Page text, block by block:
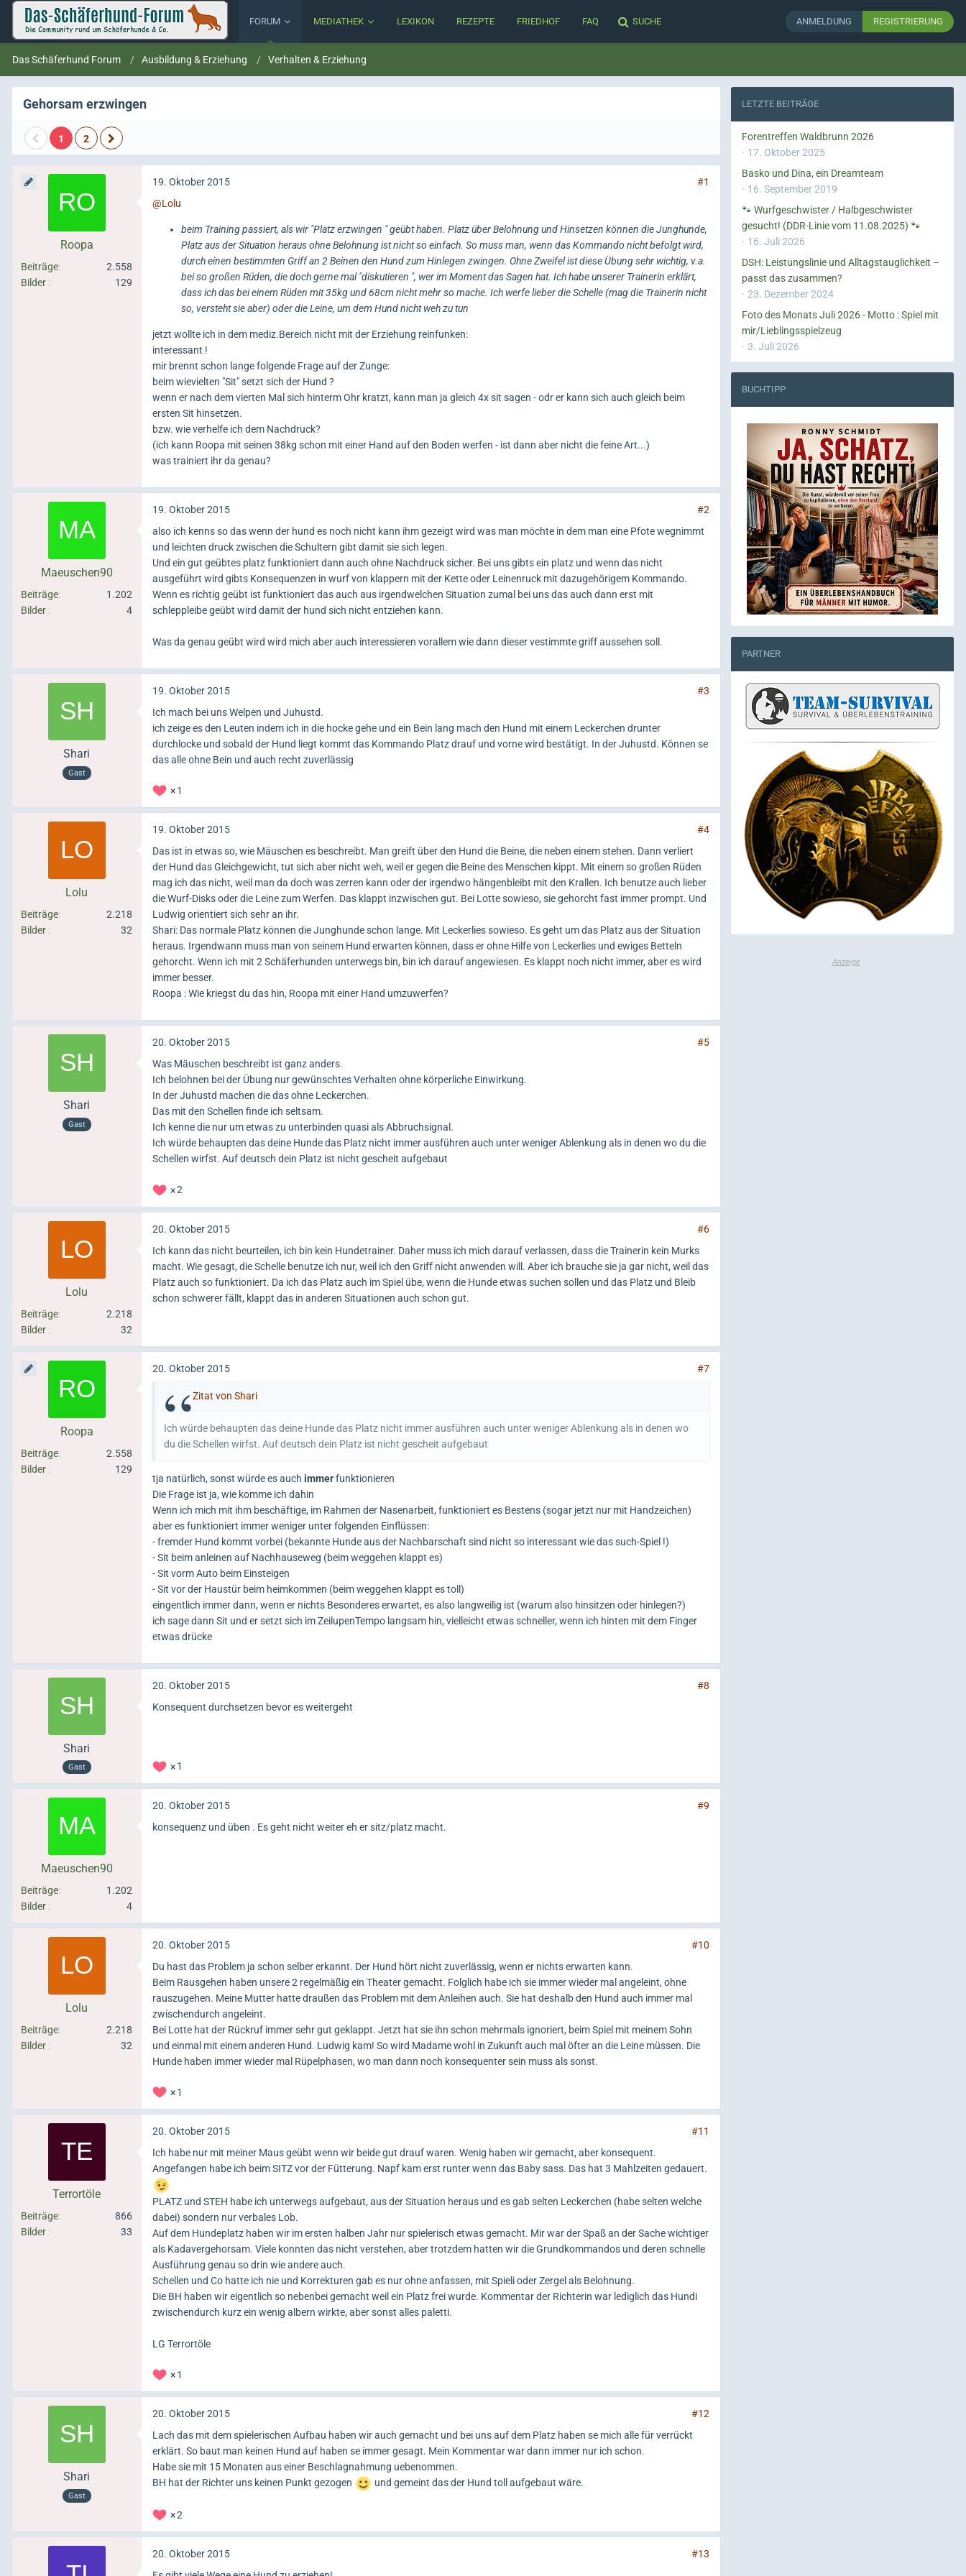
FORUM MEDIATHEK LEXIKON REZEPTE FRIEDHOF FAQ SUCHE ANMELDUNG REGISTRIERUNG
Das Schäferhund Forum Ausbildung & Erziehung Verhalten & Erziehung
Gehorsam erzwingen
1 2
Roopa
Beiträge
2.558
Bilder
129
19. Oktober 2015
#1
@Lolu
beim Training passiert, als wir "Platz erzwingen " geübt haben. Platz über Belohnung und Hinsetzen können die Junghunde,
Platz aus der Situation heraus ohne Belohnung ist nicht so einfach. So muss man, wenn das Kommando nicht befolgt wird,
durch einen bestimmten Griff an 2 Beinen den Hund zum Hinlegen zwingen. Ohne Zweifel ist diese Übung sehr wichtig, v.a.
bei so großen Rüden, die doch gerne mal "diskutieren ", wer im Moment das Sagen hat. Ich habe unserer Trainerin erklärt,
dass ich das bei einem Rüden mit 35kg und 68cm nicht mehr so mache. Ich werfe lieber die Schelle (mag die Trainerin nicht
so, versteht sie aber) oder die Leine, um dem Hund nicht weh zu tun
jetzt wollte ich in dem mediz.Bereich nicht mit der Erziehung reinfunken:
interessant !
mir brennt schon lange folgende Frage auf der Zunge:
beim wievielten "Sit" setzt sich der Hund ?
wenn er nach dem vierten Mal sich hinterm Ohr kratzt, kann man ja gleich 4x sit sagen - odr er kann sich auch gleich beim
ersten Sit hinsetzen.
bzw. wie verhelfe ich dem Nachdruck?
(ich kann Roopa mit seinen 38kg schon mit einer Hand auf den Boden werfen - ist dann aber nicht die feine Art...)
was trainiert ihr da genau?
Maeuschen90
Beiträge
1.202
Bilder
4
19. Oktober 2015
#2
also ich kenns so das wenn der hund es noch nicht kann ihm gezeigt wird was man möchte in dem man eine Pfote wegnimmt
und leichten druck zwischen die Schultern gibt damit sie sich legen.
Und ein gut geübtes platz funktioniert dann auch ohne Nachdruck sicher. Bei uns gibts ein platz und wenn das nicht
ausgeführt wird gibts Konsequenzen in wurf von klappern mit der Kette oder Leinenruck mit dazugehörigem Kommando.
Wenn es richtig geübt ist funktioniert das auch aus irgendwelchen Situation zumal bei uns das auch dann erst mit
schleppleibe geübt wird damit der hund sich nicht entziehen kann.
Was da genau geübt wird wird mich aber auch interessieren vorallem wie dann dieser vestimmte griff aussehen soll.
Shari
Gast
19. Oktober 2015
#3
Ich mach bei uns Welpen und Juhustd.
ich zeige es den Leuten indem ich in die hocke gehe und ein Bein lang mach den Hund mit einem Leckerchen drunter
durchlocke und sobald der Hund liegt kommt das Kommando Platz drauf und vorne wird bestätigt. In der Juhustd. Können se
das alle ohne Bein und auch recht zuverlässig
1
Lolu
Beiträge
2.218
Bilder
32
19. Oktober 2015
#4
Das ist in etwas so, wie Mäuschen es beschreibt. Man greift über den Hund die Beine, die neben einem stehen. Dann verliert
der Hund das Gleichgewicht, tut sich aber nicht weh, weil er gegen die Beine des Menschen kippt. Mit einem so großen Rüden
mag ich das nicht, weil man da doch was zerren kann oder der irgendwo hängenbleibt mit den Krallen. Ich benutze auch lieber
die Wurf-Disks oder die Leine zum Werfen. Das klappt inzwischen gut. Bei Lotte sowieso, sie gehorcht fast immer prompt. Und
Ludwig orientiert sich sehr an ihr.
Shari: Das normale Platz können die Junghunde schon lange. Mit Leckerlies sowieso. Es geht um das Platz aus der Situation
heraus. Irgendwann muss man von seinem Hund erwarten können, dass er ohne Hilfe von Leckerlies und ewiges Betteln
gehorcht. Wenn ich mit 2 Schäferhunden unterwegs bin, bin ich darauf angewiesen. Es klappt noch nicht immer, aber es wird
immer besser.
Roopa : Wie kriegst du das hin, Roopa mit einer Hand umzuwerfen?
Shari
Gast
20. Oktober 2015
#5
Was Mäuschen beschreibt ist ganz anders.
Ich belohnen bei der Übung nur gewünschtes Verhalten ohne körperliche Einwirkung.
In der Juhustd machen die das ohne Leckerchen.
Das mit den Schellen finde ich seltsam.
Ich kenne die nur um etwas zu unterbinden quasi als Abbruchsignal.
Ich würde behaupten das deine Hunde das Platz nicht immer ausführen auch unter weniger Ablenkung als in denen wo du die
Schellen wirfst. Auf deutsch dein Platz ist nicht gescheit aufgebaut
2
Lolu
Beiträge
2.218
Bilder
32
20. Oktober 2015
#6
Ich kann das nicht beurteilen, ich bin kein Hundetrainer. Daher muss ich mich darauf verlassen, dass die Trainerin kein Murks
macht. Wie gesagt, die Schelle benutze ich nur, weil ich den Griff nicht anwenden will. Aber ich brauche sie ja gar nicht, weil das
Platz auch so funktioniert. Da ich das Platz auch im Spiel übe, wenn die Hunde etwas suchen sollen und das Platz und Bleib
schon schwerer fällt, klappt das in anderen Situationen auch schon gut.
Roopa
Beiträge
2.558
Bilder
129
20. Oktober 2015 #7
Zitat von Shari
Ich würde behaupten das deine Hunde das Platz nicht immer ausführen auch unter weniger Ablenkung als in denen wo
du die Schellen wirfst. Auf deutsch dein Platz ist nicht gescheit aufgebaut
tja natürlich, sonst würde es auch immerfunktionieren
Die Frage ist ja, wie komme ich dahin
Wenn ich mich mit ihm beschäftige, im Rahmen der Nasenarbeit, funktioniert es Bestens (sogar jetzt nur mit Handzeichen)
aber es funktioniert immer weniger unter folgenden Einflüssen:
- fremder Hund kommt vorbei (bekannte Hunde aus der Nachbarschaft sind nicht so interessant wie das such-Spiel !)
- Sit beim anleinen auf Nachhauseweg (beim weggehen klappt es)
- Sit vorm Auto beim Einsteigen
- Sit vor der Haustür beim heimkommen (beim weggehen klappt es toll)
eingentlich immer dann, wenn er nichts Besonderes erwartet, es also langweilig ist (warum also hinsitzen oder hinlegen?)
ich sage dann Sit und er setzt sich im ZeilupenTempo langsam hin, vielleicht etwas schneller, wenn ich hinten mit dem Finger
etwas drücke
Shari
Gast
20. Oktober 2015
#8
Konsequent durchsetzen bevor es weitergeht
1
Maeuschen90
Beiträge
1.202
Bilder
4
20. Oktober 2015
#9
konsequenz und üben . Es geht nicht weiter eh er sitz/platz macht.
Lolu
Beiträge
2.218
Bilder
32
20. Oktober 2015
#10
Du hast das Problem ja schon selber erkannt. Der Hund hört nicht zuverlässig, wenn er nichts erwarten kann.
Beim Rausgehen haben unsere 2 regelmäßig ein Theater gemacht. Folglich habe ich sie immer wieder mal angeleint, ohne
rauszugehen. Meine Mutter hatte draußen das Problem mit dem Anleihen auch. Sie hat deshalb den Hund auch immer mal
zwischendurch angeleint.
Bei Lotte hat der Rückruf immer sehr gut geklappt. Jetzt hat sie ihn schon mehrmals ignoriert, beim Spiel mit meinem Sohn
und einmal mit einem anderen Hund. Ludwig kam! So wird Madame wohl in Zukunft auch mal öfter an die Leine müssen. Die
Hunde haben immer wieder mal Rüpelphasen, wo man dann noch konsequenter sein muss als sonst.
1
Terrortöle
Beiträge
866
Bilder
33
20. Oktober 2015
#11
Ich habe nur mit meiner Maus geübt wenn wir beide gut drauf waren. Wenig haben wir gemacht, aber konsequent.
Angefangen habe ich beim SITZ vor der Fütterung. Napf kam erst runter wenn das Baby sass. Das hat 3 Mahlzeiten gedauert.
PLATZ und STEH habe ich unterwegs aufgebaut, aus der Situation heraus und es gab selten Leckerchen (habe selten welche
dabei) sondern nur verbales Lob.
Auf dem Hundeplatz haben wir im ersten halben Jahr nur spielerisch etwas gemacht. Mir war der Spaß an der Sache wichtiger
als Kadavergehorsam. Viele konnten das nicht verstehen, aber trotzdem hatten wir die Grundkommandos und deren schnelle
Ausführung genau so drin wie andere auch.
Schellen und Co hatte ich nie und Korrekturen gab es nur ohne anfassen, mit Spieli oder Zergel als Belohnung.
Die BH haben wir eigentlich so nebenbei gemacht weil ein Platz frei wurde. Kommentar der Richterin war lediglich das Hundi
zwischendurch kurz ein wenig albern wirkte, aber sonst alles paletti.
LG Terrortöle
1
Shari
Gast
20. Oktober 2015
#12
Lach das mit dem spielerischen Aufbau haben wir auch gemacht und bei uns auf dem Platz haben se mich alle für verrückt
erklärt. So baut man keinen Hund auf haben se immer gesagt. Mein Kommentar war dann immer nur ich schon.
Habe sie mit 15 Monaten aus einer Beschlagnahmung uebenommen.
BH hat der Richter uns keinen Punkt gezogen
und gemeint das der Hund toll aufgebaut wäre.
2
20. Oktober 2015
#13
LETZTE BEITRÄGE
Forentreffen Waldbrunn 2026
17. Oktober 2025
Basko und Dina, ein Dreamteam
16. September 2019
🐾 Wurfgeschwister / Halbgeschwister
gesucht! (DDR-Linie vom 11.08.2025) 🐾
16. Juli 2026
DSH: Leistungslinie und Alltagstauglichkeit –
passt das zusammen?
23. Dezember 2024
Foto des Monats Juli 2026 - Motto : Spiel mit
mir/Lieblingsspielzeug
3. Juli 2026
BUCHTIPP
PARTNER